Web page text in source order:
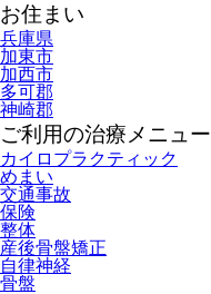
お住まい
兵庫県
加東市
加西市
多可郡
神崎郡
ご利用の治療メニュー
カイロプラクティック
めまい
交通事故
保険
整体
産後骨盤矯正
自律神経
骨盤